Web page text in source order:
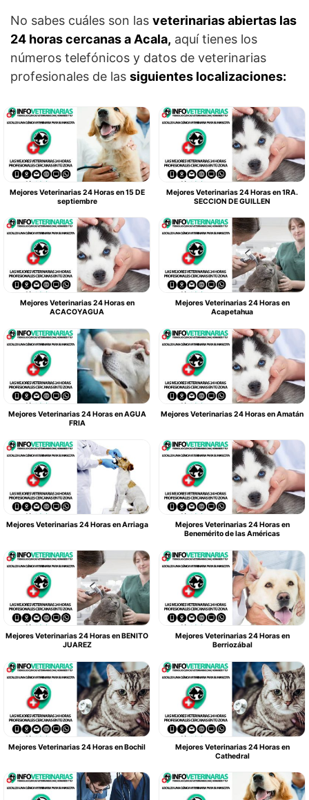
No sabes cuáles son las veterinarias abiertas las
24 horas cercanas a Acala, aquí tienes los
números telefónicos y datos de veterinarias
profesionales de las siguientes localizaciones:
Mejores Veterinarias 24 Horas en 15 DE
septiembre
Mejores Veterinarias 24 Horas en 1RA.
SECCION DE GUILLEN
Mejores Veterinarias 24 Horas en
ACACOYAGUA
Mejores Veterinarias 24 Horas en
Acapetahua
Mejores Veterinarias 24 Horas en AGUA
FRIA
Mejores Veterinarias 24 Horas en Amatán
Mejores Veterinarias 24 Horas en Arriaga
Mejores Veterinarias 24 Horas en
Benemérito de las Américas
Mejores Veterinarias 24 Horas en BENITO
JUAREZ
Mejores Veterinarias 24 Horas en
Berriozábal
Mejores Veterinarias 24 Horas en Bochil
Mejores Veterinarias 24 Horas en
Cathedral